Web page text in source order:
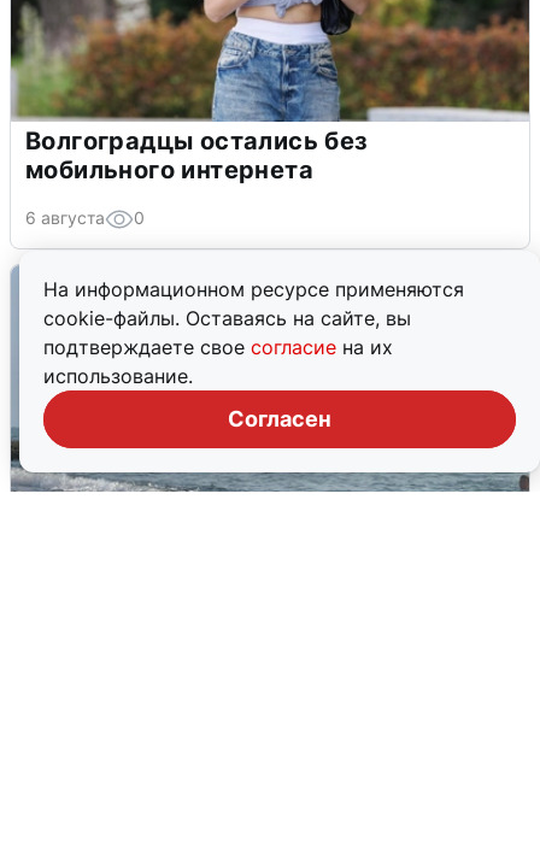
На информационном ресурсе применяются
cookie-файлы. Оставаясь на сайте, вы
подтверждаете свое согласие на их
использование.
Согласен
Волгоградцы остались без
мобильного интернета
6 августа 0